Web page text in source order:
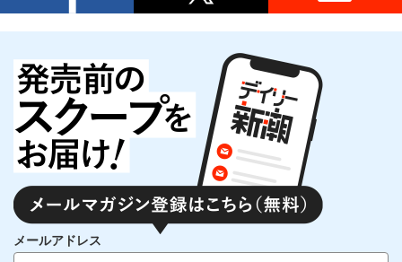
メールアドレス